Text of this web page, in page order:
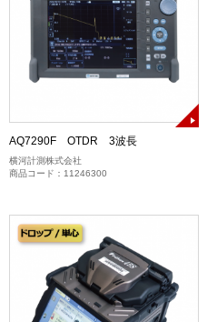
AQ7290F OTDR 3波長
横河計測株式会社
商品コード：11246300